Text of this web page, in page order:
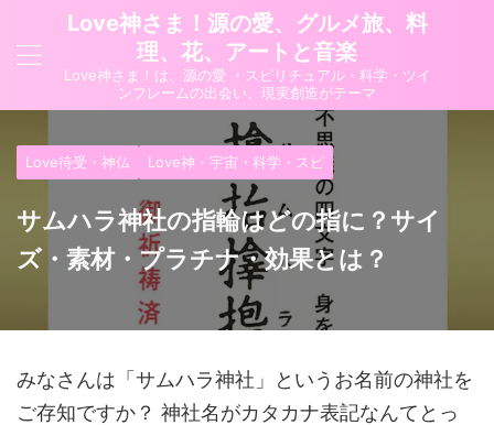
Love神さま！源の愛、グルメ旅、料
理、花、アートと音楽
Love神さま！は、源の愛 ・スピリチュアル・科学・ツイ
ンフレームの出会い、現実創造がテーマ
Love待受・神仏 Love神・宇宙・科学・スピ
サムハラ神社の指輪はどの指に？サイ
ズ・素材・プラチナ・効果とは？
みなさんは「サムハラ神社」というお名前の神社を
ご存知ですか？ 神社名がカタカナ表記なんてとっ